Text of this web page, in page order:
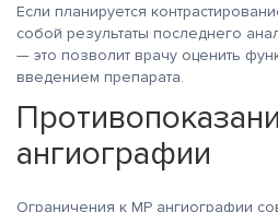
Если планируется
собой результаты последнего
— это позволит врачу оценить
введением препарата.
ангиографии
Ограничения к МР ангиографии